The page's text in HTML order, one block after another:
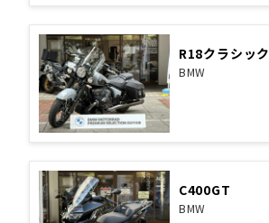
R18クラシック
BMW
C400GT
BMW